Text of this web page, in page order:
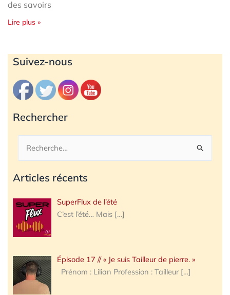
des savoirs
Lire plus »
Suivez-nous
Rechercher
Rechercher :
Articles récents
SuperFlux de l’été
C’est l’été… Mais […]
Épisode 17 // « Je suis Tailleur de pierre. »
Prénom : Lilian Profession : Tailleur […]
Archives